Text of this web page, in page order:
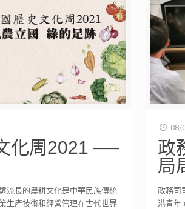
化周2021 ──
流長的農耕文化是中華民族傳統
生產技術和經營管理在古代世界
08/
政
局
政務司
港青年